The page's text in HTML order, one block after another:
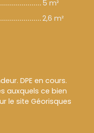
5 m²
2,6 m²
DPE en cours.
auxquels ce bien
le site Géorisques